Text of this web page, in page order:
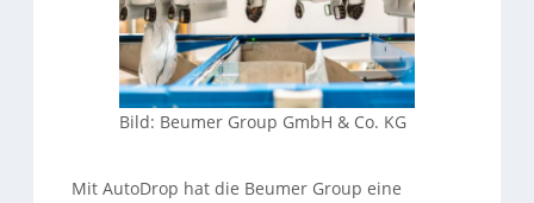
Bild: Beumer Group GmbH & Co. KG
Mit AutoDrop hat die Beumer Group eine